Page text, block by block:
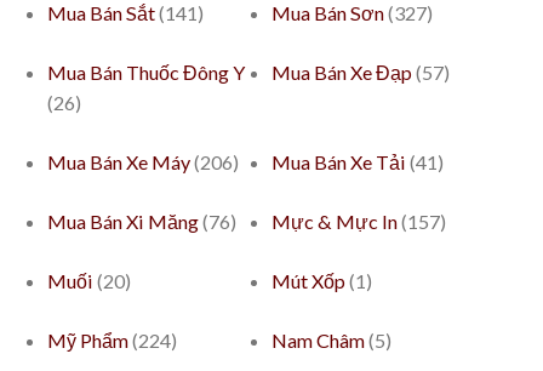
Mua Bán Sắt(141) Mua Bán Sơn(327)
Mua Bán Thuốc Đông Y
(26)
Mua Bán Xe Đạp (57)
Mua Bán Xe Máy(206) Mua Bán Xe Tải (41)
Mua Bán Xi Măng(76) Mực & Mực In(157)
Muối (20) Mút Xốp (1)
Mỹ Phẩm(224) Nam Châm(5)